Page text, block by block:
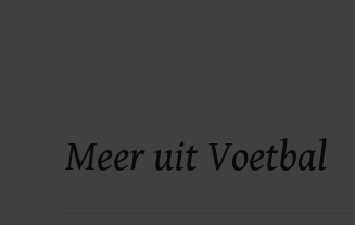
Meer uit Voetbal